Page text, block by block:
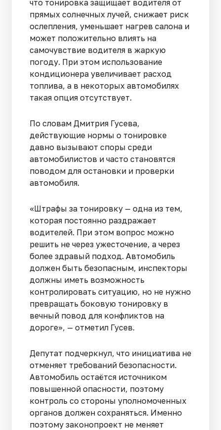
что тонировка защищает водителя от
прямых солнечных лучей, снижает риск
ослепления, уменьшает нагрев салона и
может положительно влиять на
самочувствие водителя в жаркую
погоду. При этом использование
кондиционера увеличивает расход
топлива, а в некоторых автомобилях
такая опция отсутствует.
По словам Дмитрия Гусева,
действующие нормы о тонировке
давно вызывают споры среди
автомобилистов и часто становятся
поводом для остановки и проверки
автомобиля.
«Штрафы за тонировку — одна из тем,
которая постоянно раздражает
водителей. При этом вопрос можно
решить не через ужесточение, а через
более здравый подход. Автомобиль
должен быть безопасным, инспекторы
должны иметь возможность
контролировать ситуацию, но не нужно
превращать боковую тонировку в
вечный повод для конфликтов на
дороге», — отметил Гусев.
Депутат подчеркнул, что инициатива не
отменяет требований безопасности.
Автомобиль остаётся источником
повышенной опасности, поэтому
контроль со стороны уполномоченных
органов должен сохраняться. Именно
поэтому законопроект не меняет